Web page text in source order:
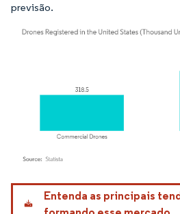
previsão.
Imagem © Mordor Intelligence. O reuso
Entenda as principais